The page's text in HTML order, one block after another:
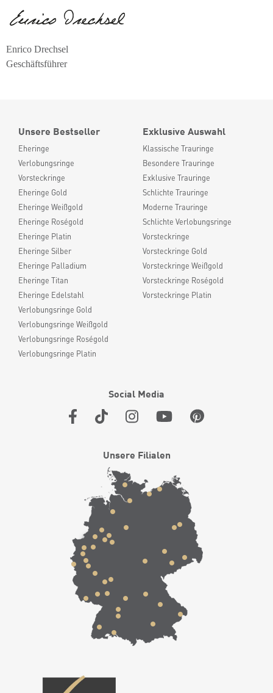
Enrico Drechsel
Geschäftsführer
Unsere Bestseller
Eheringe
Verlobungsringe
Vorsteckringe
Eheringe Gold
Eheringe Weißgold
Eheringe Roségold
Eheringe Platin
Eheringe Silber
Eheringe Palladium
Eheringe Titan
Eheringe Edelstahl
Verlobungsringe Gold
Verlobungsringe Weißgold
Verlobungsringe Roségold
Verlobungsringe Platin
Exklusive Auswahl
Klassische Trauringe
Besondere Trauringe
Exklusive Trauringe
Schlichte Trauringe
Moderne Trauringe
Schlichte Verlobungsringe
Vorsteckringe
Vorsteckringe Gold
Vorsteckringe Weißgold
Vorsteckringe Roségold
Vorsteckringe Platin
Social Media
Unsere Filialen